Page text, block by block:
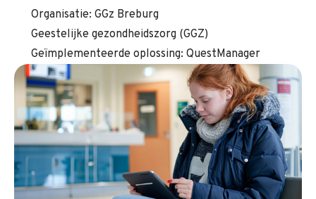
Organisatie: GGz Breburg
Geestelijke gezondheidszorg (GGZ)
Geïmplementeerde oplossing: QuestManager